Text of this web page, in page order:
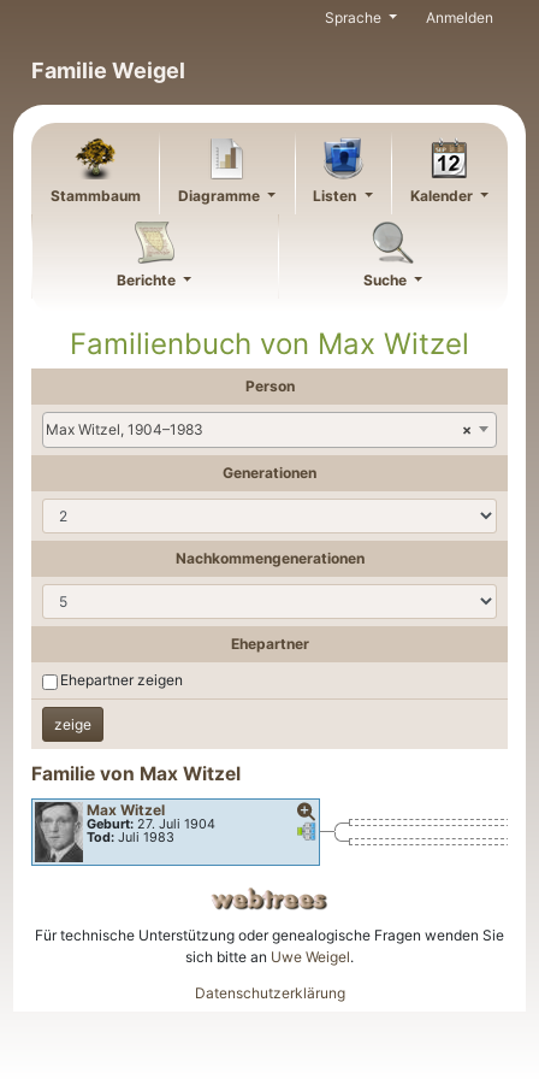
Familie Weigel
Sprache Anmelden
Stammbaum Diagramme Listen Kalender
Berichte Suche
Familienbuch von Max Witzel
Person
×
Max Witzel, 1904–1983
Generationen
Nachkommengenerationen
Ehepartner
Ehepartner zeigen
Familie von MaxWitzel
Verknüpfungen
Verknüpfungen
MaxWitzel
Geburt: 27. Juli 1904
Tod: Juli 1983
Für technische Unterstützung oder genealogische Fragen wenden Sie
sich bitte an Uwe Weigel.
Datenschutzerklärung